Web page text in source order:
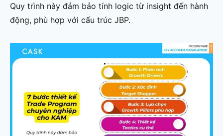
Quy trình này đảm bảo tính logic từ insight đến hành
động, phù hợp với cấu trúc JBP.